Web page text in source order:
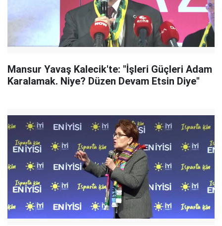
Mansur Yavaş Kalecik'te: "İşleri Güçleri Adam
Karalamak. Niye? Düzen Devam Etsin Diye"